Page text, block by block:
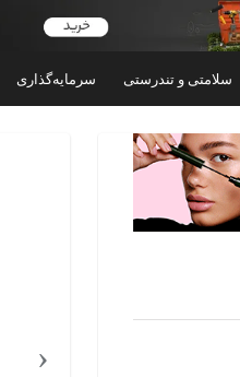
سلامتی و تندرستی سرمایه‌گذاری
‹